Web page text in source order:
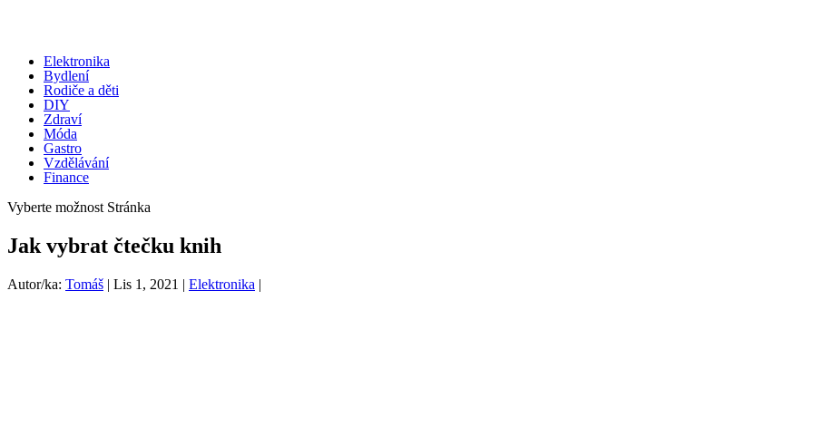
Elektronika
Bydlení
Rodiče a děti
DIY
Zdraví
Móda
Gastro
Vzdělávání
Finance
Vyberte možnost Stránka
Jak vybrat čtečku knih
Autor/ka: Tomáš | Lis 1, 2021 | Elektronika |